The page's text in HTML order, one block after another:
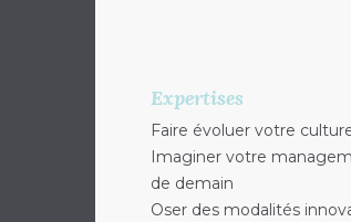
Expertises
Faire évoluer votre
Imaginer votre
de demain
Oser des modalités